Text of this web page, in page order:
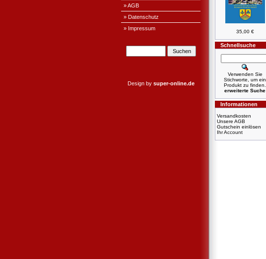
» AGB
» Datenschutz
» Impressum
Design by super-online.de
35,00 €
Schnellsuche
Verwenden Sie
Stichworte, um ein
Produkt zu finden.
erweiterte Suche
Informationen
Versandkosten
Unsere AGB
Gutschein einlösen
Ihr Account